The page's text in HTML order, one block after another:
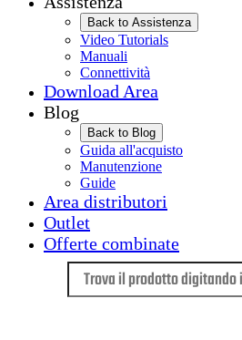
Back to Assistenza
Video Tutorials
Manuali
Connettività
Download Area
Blog
Back to Blog
Guida all'acquisto
Manutenzione
Guide
Area distributori
Outlet
Offerte combinate